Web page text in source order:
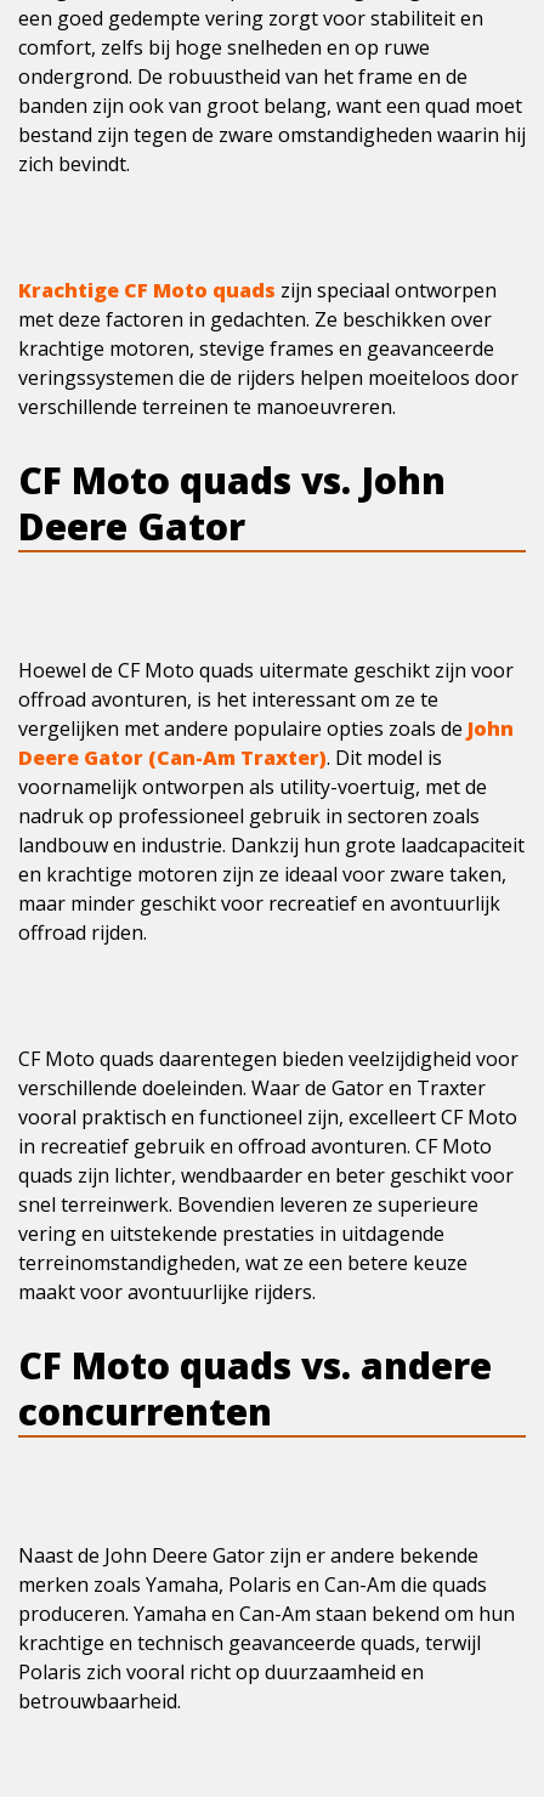
een goed gedempte vering zorgt voor stabiliteit en
comfort, zelfs bij hoge snelheden en op ruwe
ondergrond. De robuustheid van het frame en de
banden zijn ook van groot belang, want een quad moet
bestand zijn tegen de zware omstandigheden waarin hij
zich bevindt.
Krachtige CF Moto quads zijn speciaal ontworpen
met deze factoren in gedachten. Ze beschikken over
krachtige motoren, stevige frames en geavanceerde
veringssystemen die de rijders helpen moeiteloos door
verschillende terreinen te manoeuvreren.
CF Moto quads vs. John
Deere Gator
Hoewel de CF Moto quads uitermate geschikt zijn voor
offroad avonturen, is het interessant om ze te
vergelijken met andere populaire opties zoals de John
Deere Gator (Can-Am Traxter). Dit model is
voornamelijk ontworpen als utility-voertuig, met de
nadruk op professioneel gebruik in sectoren zoals
landbouw en industrie. Dankzij hun grote laadcapaciteit
en krachtige motoren zijn ze ideaal voor zware taken,
maar minder geschikt voor recreatief en avontuurlijk
offroad rijden.
CF Moto quads daarentegen bieden veelzijdigheid voor
verschillende doeleinden. Waar de Gator en Traxter
vooral praktisch en functioneel zijn, excelleert CF Moto
in recreatief gebruik en offroad avonturen. CF Moto
quads zijn lichter, wendbaarder en beter geschikt voor
snel terreinwerk. Bovendien leveren ze superieure
vering en uitstekende prestaties in uitdagende
terreinomstandigheden, wat ze een betere keuze
maakt voor avontuurlijke rijders.
CF Moto quads vs. andere
concurrenten
Naast de John Deere Gator zijn er andere bekende
merken zoals Yamaha, Polaris en Can-Am die quads
produceren. Yamaha en Can-Am staan bekend om hun
krachtige en technisch geavanceerde quads, terwijl
Polaris zich vooral richt op duurzaamheid en
betrouwbaarheid.